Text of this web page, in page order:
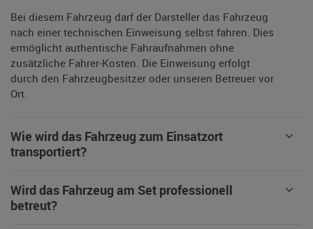
Bei diesem Fahrzeug darf der Darsteller das Fahrzeug
nach einer technischen Einweisung selbst fahren. Dies
ermöglicht authentische Fahraufnahmen ohne
zusätzliche Fahrer-Kosten. Die Einweisung erfolgt
durch den Fahrzeugbesitzer oder unseren Betreuer vor
Ort.
Wie wird das Fahrzeug zum Einsatzort
transportiert?
Wird das Fahrzeug am Set professionell
betreut?